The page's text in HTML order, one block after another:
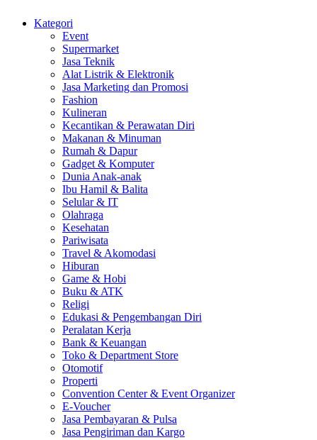
Kategori
Event
Supermarket
Jasa Teknik
Alat Listrik & Elektronik
Jasa Marketing dan Promosi
Fashion
Kulineran
Kecantikan & Perawatan Diri
Makanan & Minuman
Rumah & Dapur
Gadget & Komputer
Dunia Anak-anak
Ibu Hamil & Balita
Selular & IT
Olahraga
Kesehatan
Pariwisata
Travel & Akomodasi
Hiburan
Game & Hobi
Buku & ATK
Religi
Edukasi & Pengembangan Diri
Peralatan Kerja
Bank & Keuangan
Toko & Department Store
Otomotif
Properti
Convention Center & Event Organizer
E-Voucher
Jasa Pembayaran & Pulsa
Jasa Pengiriman dan Kargo